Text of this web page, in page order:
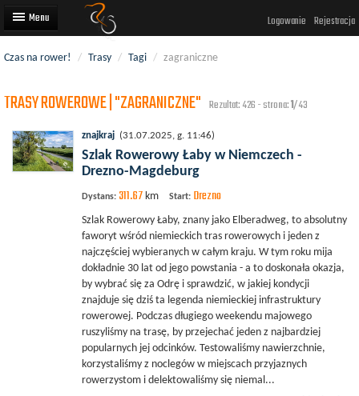
Logowanie Rejestracja
Trasy rowerowe
Wyścigi rowerowe
Użytkownicy
Czas na rower! / Trasy / Tagi / zagraniczne
TRASY ROWEROWE | "ZAGRANICZNE" Rezultat: 426 - strona:1/43
znajkraj (31.07.2025, g. 11:46)
Szlak Rowerowy Łaby w Niemczech -
Drezno-Magdeburg
Dystans: 311.67 km Start: Drezno
Szlak Rowerowy Łaby, znany jako Elberadweg, to absolutny
faworyt wśród niemieckich tras rowerowych i jeden z
najczęściej wybieranych w całym kraju. W tym roku mija
dokładnie 30 lat od jego powstania - a to doskonała okazja,
by wybrać się za Odrę i sprawdzić, w jakiej kondycji
znajduje się dziś ta legenda niemieckiej infrastruktury
rowerowej. Podczas długiego weekendu majowego
ruszyliśmy na trasę, by przejechać jeden z najbardziej
popularnych jej odcinków. Testowaliśmy nawierzchnie,
korzystaliśmy z noclegów w miejscach przyjaznych
rowerzystom i delektowaliśmy się niemal...